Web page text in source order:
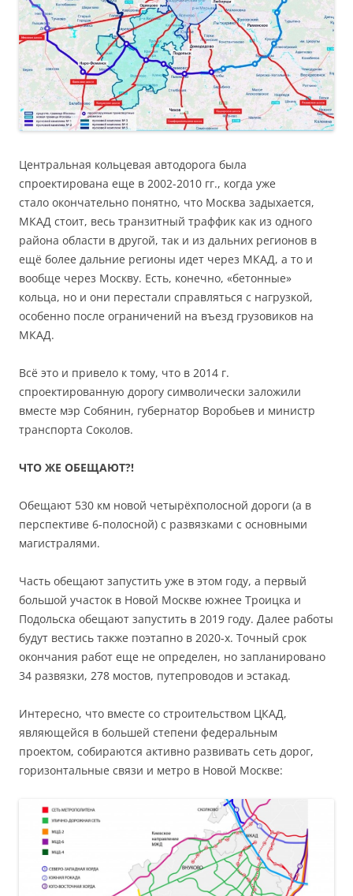
Центральная кольцевая автодорога была
спроектирована еще в 2002-2010 гг., когда уже
стало окончательно понятно, что Москва задыхается,
МКАД стоит, весь транзитный траффик как из одного
района области в другой, так и из дальних регионов в
ещё более дальние регионы идет через МКАД, а то и
вообще через Москву. Есть, конечно, «бетонные»
кольца, но и они перестали справляться с нагрузкой,
особенно после ограничений на въезд грузовиков на
МКАД.
Всё это и привело к тому, что в 2014 г.
спроектированную дорогу символически заложили
вместе мэр Собянин, губернатор Воробьев и министр
транспорта Соколов.
ЧТО ЖЕ ОБЕЩАЮТ?!
Обещают 530 км новой четырёхполосной дороги (а в
перспективе 6-полосной) с развязками с основными
магистралями.
Часть обещают запустить уже в этом году, а первый
большой участок в Новой Москве южнее Троицка и
Подольска обещают запустить в 2019 году. Далее работы
будут вестись также поэтапно в 2020-х. Точный срок
окончания работ еще не определен, но запланировано
34 развязки, 278 мостов, путепроводов и эстакад.
Интересно, что вместе со строительством ЦКАД,
являющейся в большей степени федеральным
проектом, собираются активно развивать сеть дорог,
горизонтальные связи и метро в Новой Москве: